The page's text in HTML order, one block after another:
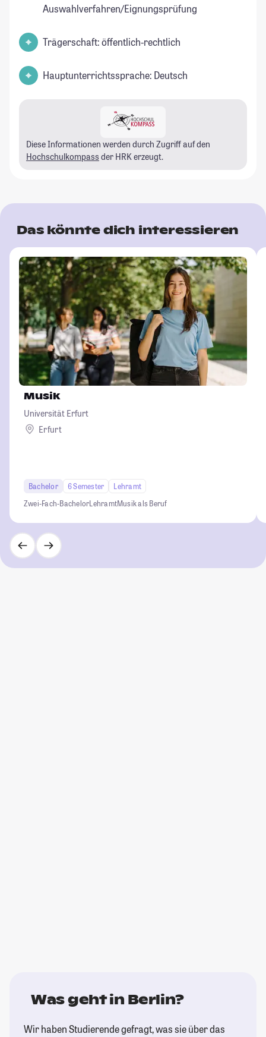
Auswahlverfahren/Eignungsprüfung
Trägerschaft: öffentlich-rechtlich
Hauptunterrichtssprache: Deutsch
Diese Informationen werden durch Zugriff auf den
Hochschulkompass der HRK erzeugt.
Das könnte dich interessieren
Musik
Universität Erfurt
Erfurt
Bachelor 6 Semester
Lehramt
Zwei-Fach-BachelorLehramtMusik als Beruf
Was geht in Berlin?
Wir haben Studierende gefragt, was sie über das